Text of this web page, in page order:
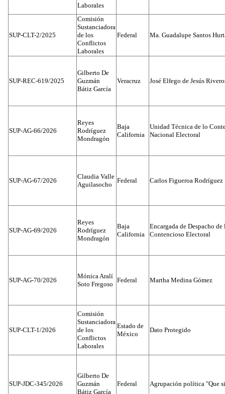
Laborales
SUP-CLT-2/2025
Comisión
Sustanciadora
de los
Conflictos
Laborales
Federal Ma. Guadalupe Santos
SUP-REC-619/2025
Gilberto De
Guzmán
Bátiz García
Veracruz José Elfego de Jesús
SUP-AG-66/2026
Reyes
Rodríguez
Mondragón
Baja
California
Unidad Técnica de lo
Nacional Electoral
SUP-AG-67/2026
Claudia Valle
Aguilasocho
Federal Carlos Figueroa Rodríguez
SUP-AG-69/2026
Reyes
Rodríguez
Mondragón
Baja
California
Encargada de Despacho
Contencioso Electoral
SUP-AG-70/2026
Mónica Aralí
Soto Fregoso
Federal Martha Medina Gómez
SUP-CLT-1/2026
Comisión
Sustanciadora
de los
Conflictos
Laborales
Estado de
México
Dato Protegido
SUP-JDC-345/2026
Gilberto De
Guzmán
Bátiz García
Federal Agrupación política "Que